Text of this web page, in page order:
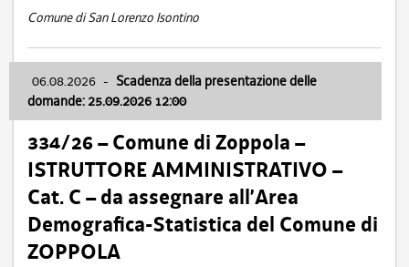
Comune di San Lorenzo Isontino
06.08.2026 - Scadenza della presentazione delle
domande: 25.09.2026 12:00
334/26 – Comune di Zoppola –
ISTRUTTORE AMMINISTRATIVO –
Cat. C – da assegnare all’Area
Demografica-Statistica del Comune di
ZOPPOLA